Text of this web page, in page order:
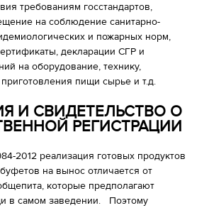
требованиям госстандартов,
на соблюдение санитарно-
и пожарных норм,
декларации СГР и
на оборудование, технику,
пищи сырье и т.д.
И СВИДЕТЕЛЬСТВО О
РЕГИСТРАЦИИ
2012 реализация готовых продуктов
на вынос отличается от
которые предполагают
в самом заведении. Поэтому